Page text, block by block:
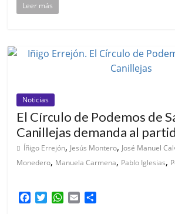
Leer más
Noticias
El Círculo de Podemos de
Canillejas demanda al
Íñigo Errejón, Jesús Montero, José Manuel
Monedero, Manuela Carmena, Pablo Iglesias,
W